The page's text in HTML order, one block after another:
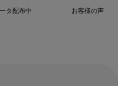
タ配布中 お客様の声